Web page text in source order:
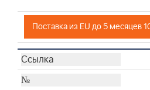
Поставка из EU до 5 месяцев